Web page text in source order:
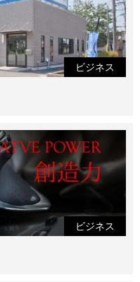
ビジネス
ビジネス